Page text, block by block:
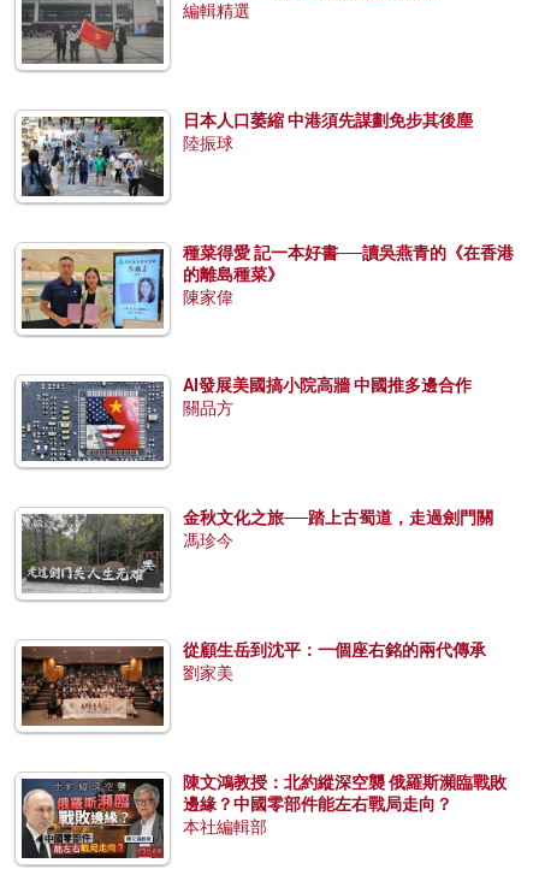
編輯精選
日本人口萎縮 中港須先謀劃免步其後塵
陸振球
種菜得愛 記一本好書──讀吳燕青的《在香港
的離島種菜》
陳家偉
AI發展美國搞小院高牆 中國推多邊合作
關品方
金秋文化之旅──踏上古蜀道，走過劍門關
馮珍今
從顧生岳到沈平：一個座右銘的兩代傳承
劉家美
陳文鴻教授：北約縱深空襲 俄羅斯瀕臨戰敗
邊緣？中國零部件能左右戰局走向？
本社編輯部